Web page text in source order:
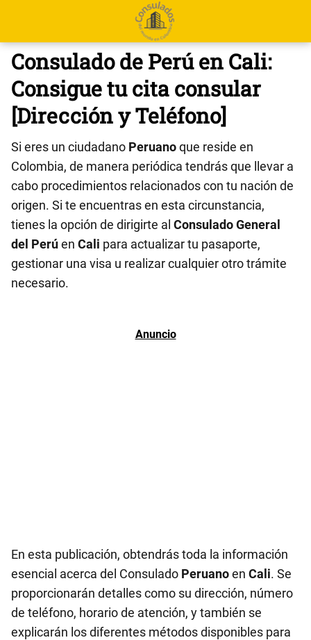
Consulado de Perú en Cali:
Consigue tu cita consular
[Dirección y Teléfono]
Si eres un ciudadano Peruanoque reside en
Colombia, de manera periódica tendrás que llevar a
cabo procedimientos relacionados con tu nación de
origen. Si te encuentras en esta circunstancia,
tienes la opción de dirigirte al Consulado General
del Perúen Cali para actualizar tu pasaporte,
gestionar una visa u realizar cualquier otro trámite
necesario.
En esta publicación, obtendrás toda la información
esencial acerca del Consulado Peruanoen Cali. Se
proporcionarán detalles como su dirección, número
de teléfono, horario de atención, y también se
explicarán los diferentes métodos disponibles para